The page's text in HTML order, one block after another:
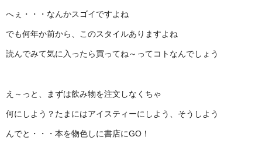
へぇ・・・なんかスゴイですよね
でも何年か前から、このスタイルありますよね
読んでみて気に入ったら買ってね～ってコトなんでしょう
え～っと、まずは飲み物を注文しなくちゃ
何にしよう？たまにはアイスティーにしよう、そうしよう
んでと・・・本を物色しに書店にGO！